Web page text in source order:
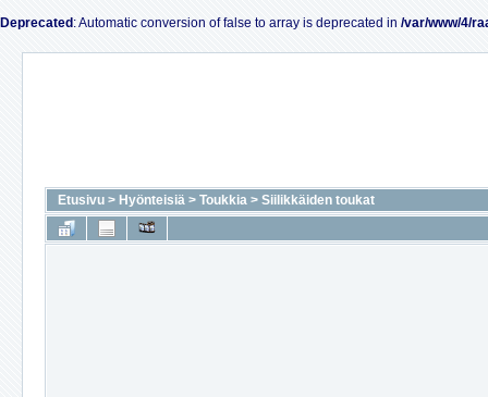
Deprecated : Automatic conversion of false to array is deprecated in /var/www/4/
Etusivu > Hyönteisiä > Toukkia > Siilikkäiden toukat